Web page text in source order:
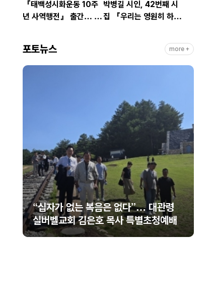
『태백성시화운동 10주
년 사역행전』 출간… 교
박병길 시인, 42번째 시
집 『우리는 영원히 하
포토뉴스 more +
미셸 스틸 신임 대사 부임 환영… “신앙
의 반석 위에 한미동맹 새 도약 기대”